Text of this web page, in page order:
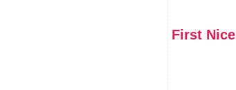
First Nice